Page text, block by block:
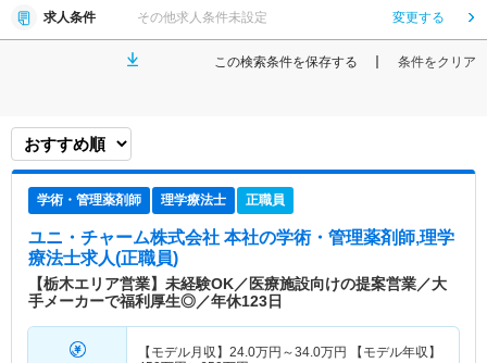
求人条件 その他求人条件未設定 変更する
この検索条件を保存する 条件をクリア
学術・管理薬剤師 理学療法士 正職員
ユニ・チャーム株式会社 本社の学術・管理薬剤師,理学
療法士求人(正職員)
【栃木エリア営業】未経験OK／医療施設向けの提案営業／大
手メーカーで福利厚生◎／年休123日
【モデル月収】 24.0万円～34.0万円 【モデル年収】